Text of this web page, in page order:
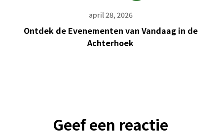
april 28, 2026
Ontdek de Evenementen van Vandaag in de
Achterhoek
Geef een reactie